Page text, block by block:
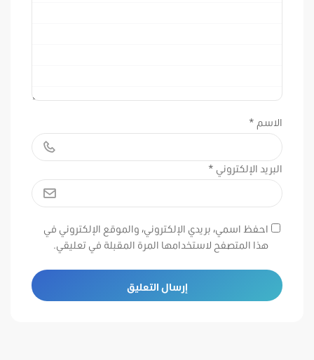
الاسم *
البريد الإلكتروني *
احفظ اسمي، بريدي الإلكتروني، والموقع الإلكتروني في
هذا المتصفح لاستخدامها المرة المقبلة في تعليقي.